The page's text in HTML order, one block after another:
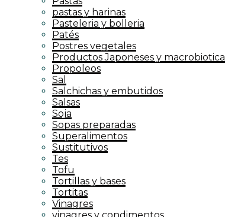
pastas y harinas
Pasteleria y bolleria
Patés
Postres vegetales
Productos Japoneses y macrobiotica
Propoleos
Sal
Salchichas y embutidos
Salsas
Soja
Sopas preparadas
Superalimentos
Sustitutivos
Tes
Tofu
Tortillas y bases
Tortitas
Vinagres